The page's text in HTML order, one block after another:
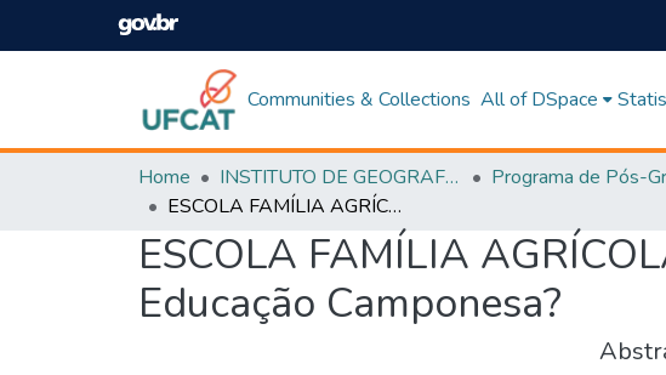
Communities & Collections All of DSpace
Home INSTITUTO DE GEOGRAFIA
ESCOLA FAMÍLIA AGRÍCOLA DE ORIZONA (GO): Uma Proposta de Educação Camponesa?
ESCOLA FAMÍLIA
Educação Camponesa?